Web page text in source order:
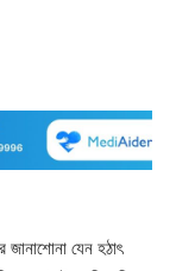
যেন হঠাৎ